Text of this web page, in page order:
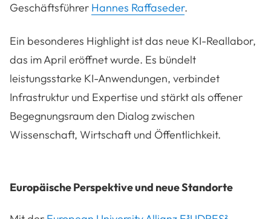
Geschäftsführer Hannes Raffaseder.
Ein besonderes Highlight ist das neue KI-Reallabor,
das im April eröffnet wurde. Es bündelt
leistungsstarke KI-Anwendungen, verbindet
Infrastruktur und Expertise und stärkt als offener
Begegnungsraum den Dialog zwischen
Wissenschaft, Wirtschaft und Öffentlichkeit.
Europäische Perspektive und neue Standorte